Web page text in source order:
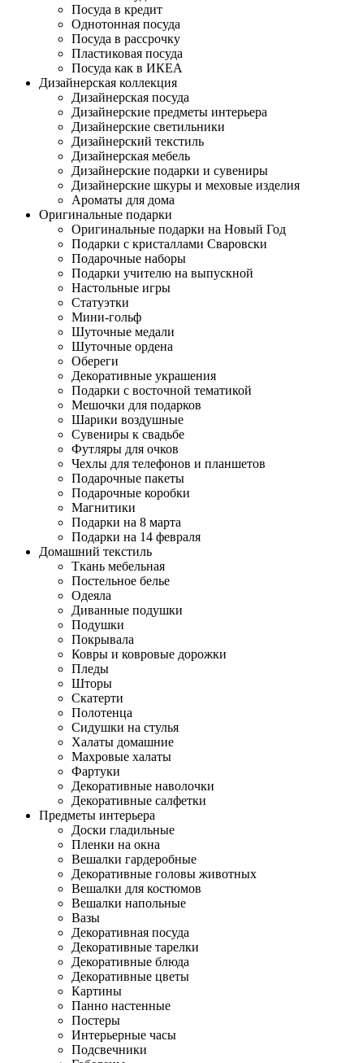
Посуда в кредит
Однотонная посуда
Посуда в рассрочку
Пластиковая посуда
Посуда как в ИКЕА
Дизайнерская коллекция
Дизайнерская посуда
Дизайнерские предметы интерьера
Дизайнерские светильники
Дизайнерский текстиль
Дизайнерская мебель
Дизайнерские подарки и сувениры
Дизайнерские шкуры и меховые изделия
Ароматы для дома
Оригинальные подарки
Оригинальные подарки на Новый Год
Подарки с кристаллами Сваровски
Подарочные наборы
Подарки учителю на выпускной
Настольные игры
Статуэтки
Мини-гольф
Шуточные медали
Шуточные ордена
Обереги
Декоративные украшения
Подарки с восточной тематикой
Мешочки для подарков
Шарики воздушные
Сувениры к свадьбе
Футляры для очков
Чехлы для телефонов и планшетов
Подарочные пакеты
Подарочные коробки
Магнитики
Подарки на 8 марта
Подарки на 14 февраля
Домашний текстиль
Ткань мебельная
Постельное белье
Одеяла
Диванные подушки
Подушки
Покрывала
Ковры и ковровые дорожки
Пледы
Шторы
Скатерти
Полотенца
Сидушки на стулья
Халаты домашние
Махровые халаты
Фартуки
Декоративные наволочки
Декоративные салфетки
Предметы интерьера
Доски гладильные
Пленки на окна
Вешалки гардеробные
Декоративные головы животных
Вешалки для костюмов
Вешалки напольные
Вазы
Декоративная посуда
Декоративные тарелки
Декоративные блюда
Декоративные цветы
Картины
Панно настенные
Постеры
Интерьерные часы
Подсвечники